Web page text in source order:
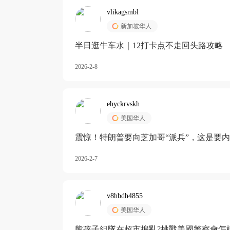
vlikagsmbl
新加坡华人
半日逛牛车水｜12打卡点不走回头路攻略
2026-2-8
ehyckrvskh
美国华人
震惊！特朗普要向芝加哥“派兵”，这是要
2026-2-7
v8hbdh4855
美国华人